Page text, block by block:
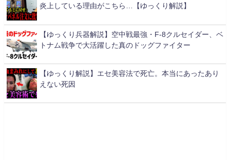
炎上している理由がこちら…【ゆっくり解説】
【ゆっくり兵器解説】空中戦最強・F-8クルセイダー、ベ
トナム戦争で大活躍した真のドッグファイター
【ゆっくり解説】エセ美容法で死亡。本当にあったあり
えない死因